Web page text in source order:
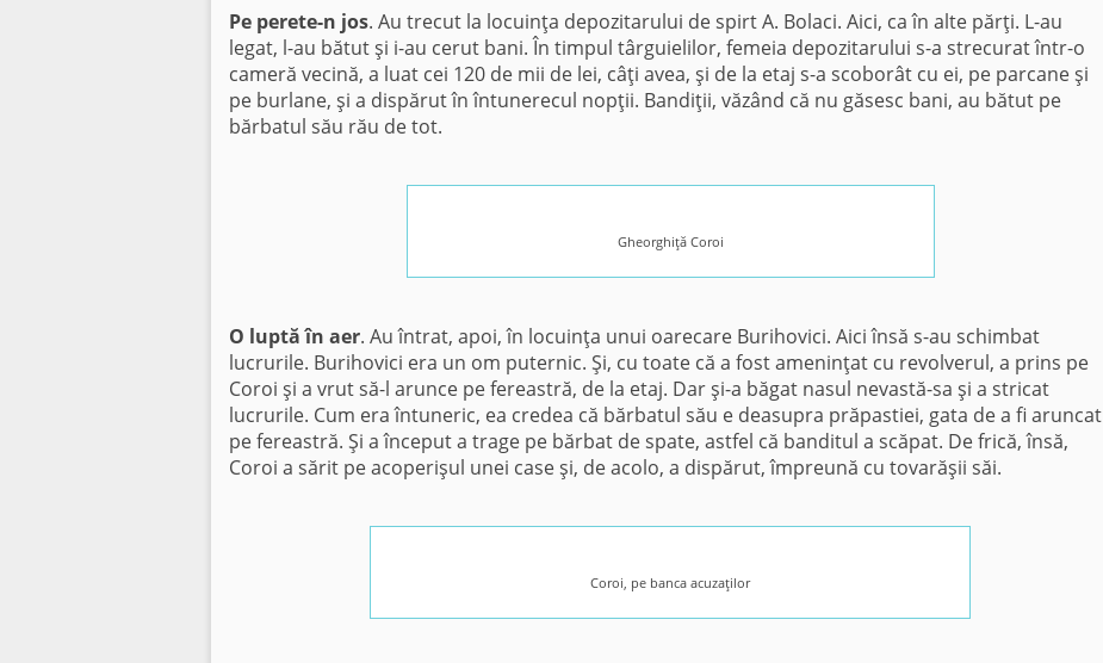
Pe perete-n jos. Au trecut la locuinţa depozitarului de spirt A. Bolaci. Aici, ca în alte părţi. L-au
legat, l-au bătut şi i-au cerut bani. În timpul târguielilor, femeia depozitarului s-a strecurat într-o
cameră vecină, a luat cei 120 de mii de lei, câţi avea, şi de la etaj s-a scoborât cu ei, pe parcane şi
pe burlane, şi a dispărut în întunerecul nopţii. Bandiţii, văzând că nu găsesc bani, au bătut pe
bărbatul său rău de tot.
Gheorghiţă Coroi
O luptă în aer. Au întrat, apoi, în locuinţa unui oarecare Burihovici. Aici însă s-au schimbat
lucrurile. Burihovici era un om puternic. Şi, cu toate că a fost ameninţat cu revolverul, a prins pe
Coroi şi a vrut să-l arunce pe fereastră, de la etaj. Dar şi-a băgat nasul nevastă-sa şi a stricat
lucrurile. Cum era întuneric, ea credea că bărbatul său e deasupra prăpastiei, gata de a fi aruncat
pe fereastră. Şi a început a trage pe bărbat de spate, astfel că banditul a scăpat. De frică, însă,
Coroi a sărit pe acoperişul unei case şi, de acolo, a dispărut, împreună cu tovarăşii săi.
Coroi, pe banca acuzaţilor